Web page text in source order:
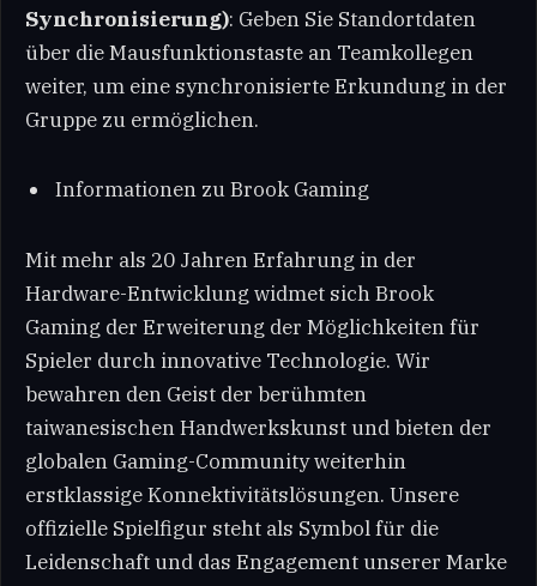
Synchronisierung): Geben Sie Standortdaten
über die Mausfunktionstaste an Teamkollegen
weiter, um eine synchronisierte Erkundung in der
Gruppe zu ermöglichen.
Informationen zu Brook Gaming
Mit mehr als 20 Jahren Erfahrung in der
Hardware-Entwicklung widmet sich Brook
Gaming der Erweiterung der Möglichkeiten für
Spieler durch innovative Technologie. Wir
bewahren den Geist der berühmten
taiwanesischen Handwerkskunst und bieten der
globalen Gaming-Community weiterhin
erstklassige Konnektivitätslösungen. Unsere
offizielle Spielfigur steht als Symbol für die
Leidenschaft und das Engagement unserer Marke